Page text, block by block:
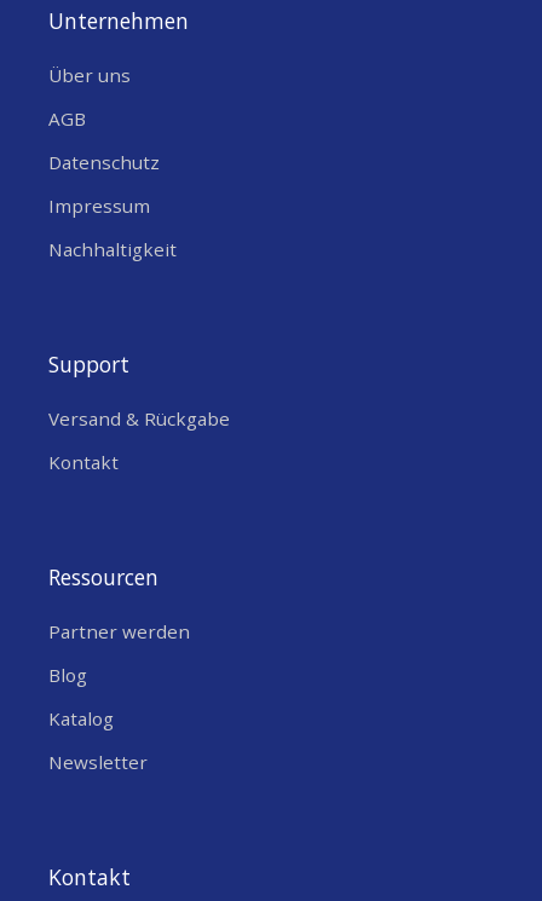
Unternehmen
Über uns
AGB
Datenschutz
Impressum
Nachhaltigkeit
Support
Versand & Rückgabe
Kontakt
Ressourcen
Partner werden
Blog
Katalog
Newsletter
Kontakt